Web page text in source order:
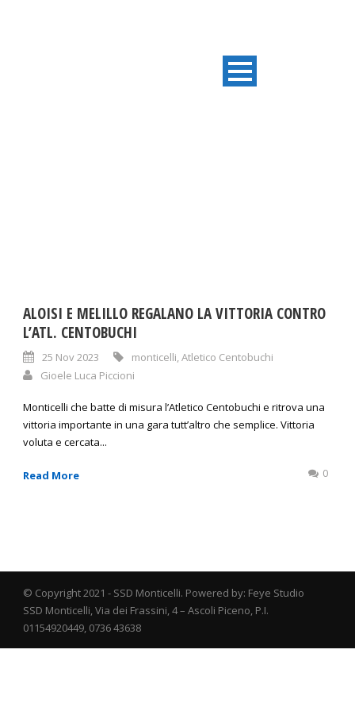
ALOISI E MELILLO REGALANO LA VITTORIA CONTRO
L’ATL. CENTOBUCHI
25 Nov 2023 monticelli,Atletico Centobuchi
Gioele Luca Piccioni
Monticelli che batte di misura l’Atletico Centobuchi e ritrova una
vittoria importante in una gara tutt’altro che semplice. Vittoria
voluta e cercata...
Read More 0
© Copyright 2021 - SSD Monticelli. Powered by: Feye Studio
SSD Monticelli, Via dei Frassini, 4 – Ascoli Piceno, P.I.
01154920449, 0736 43638